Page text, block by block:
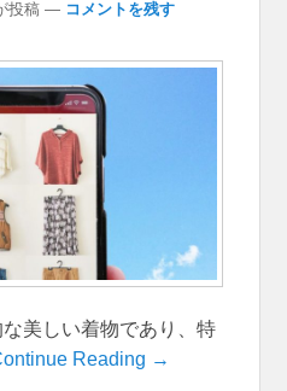
投稿 — コメントを残す
美しい着物であり、特
Reading →